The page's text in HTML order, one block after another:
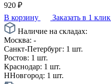
920 ₽
В корзину
Заказать в 1 клик
Наличие на складах:
Москва: -
Санкт-Петербург: 1 шт.
Ростов: 1 шт.
Краснодар: 1 шт.
ННовгород: 1 шт.